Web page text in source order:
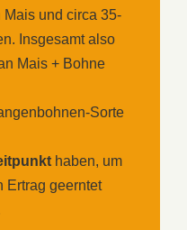
und circa 35-
Insgesamt also
Mais + Bohne
Sorte
haben, um
Ertrag geerntet